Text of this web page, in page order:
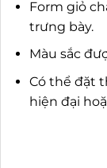
Form giỏ
trưng bày.
Màu sắc
Có thể đặt
hiện đại